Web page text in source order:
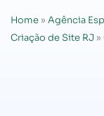
Home » Agência
Criação de Site RJ »